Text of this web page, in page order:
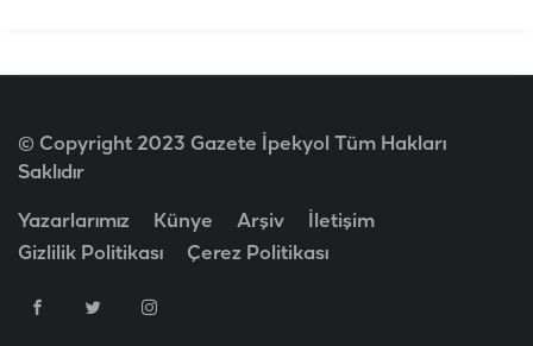
© Copyright 2023 Gazete İpekyol Tüm Hakları
Saklıdır
Yazarlarımız Künye Arşiv
İletişim
Gizlilik Politikası
Çerez Politikası